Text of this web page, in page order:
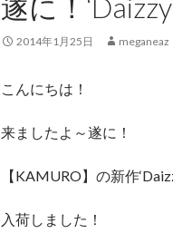
遂に！
2014年1月25日 meganeaz
こんにちは！
来ましたよ～遂に！
【KAMURO】の新作
入荷しました！